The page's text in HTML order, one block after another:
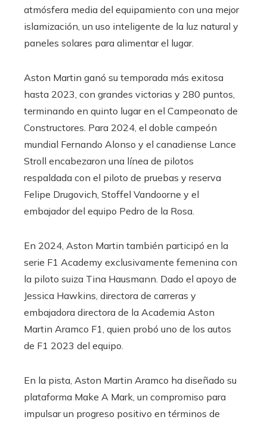
atmósfera media del equipamiento con una mejor
islamización, un uso inteligente de la luz natural y
paneles solares para alimentar el lugar.
Aston Martin ganó su temporada más exitosa
hasta 2023, con grandes victorias y 280 puntos,
terminando en quinto lugar en el Campeonato de
Constructores. Para 2024, el doble campeón
mundial Fernando Alonso y el canadiense Lance
Stroll encabezaron una línea de pilotos
respaldada con el piloto de pruebas y reserva
Felipe Drugovich, Stoffel Vandoorne y el
embajador del equipo Pedro de la Rosa.
En 2024, Aston Martin también participó en la
serie F1 Academy exclusivamente femenina con
la piloto suiza Tina Hausmann. Dado el apoyo de
Jessica Hawkins, directora de carreras y
embajadora directora de la Academia Aston
Martin Aramco F1, quien probó uno de los autos
de F1 2023 del equipo.
En la pista, Aston Martin Aramco ha diseñado su
plataforma Make A Mark, un compromiso para
impulsar un progreso positivo en términos de